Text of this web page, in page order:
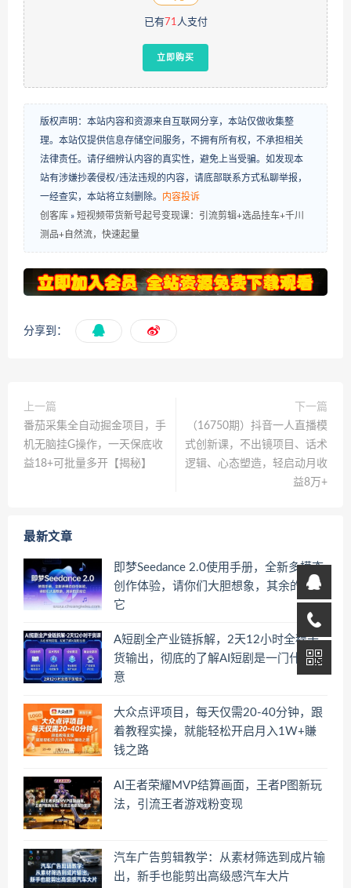
已有 71人支付
立即购买
版权声明：本站内容和资源来自互联网分享，本站仅做收集整
理。本站仅提供信息存储空间服务，不拥有所有权，不承担相关
法律责任。请仔细辨认内容的真实性，避免上当受骗。如发现本
站有涉嫌抄袭侵权/违法违规的内容，请底部联系方式私聊举报，
一经查实，本站将立刻删除。 内容投诉
创客库 » 短视频带货新号起号变现课：引流剪辑+选品挂车+千川
测品+自然流，快速起量
分享到：
上一篇
番茄采集全自动掘金项目，手
机无脑挂G操作，一天保底收
益18+可批量多开【揭秘】
下一篇
（16750期）抖音一人直播模
式创新课，不出镜项目、话术
逻辑、心态塑造，轻启动月收
益8万+
最新文章
即梦Seedance 2.0使用手册，全新多模态
创作体验，请你们大胆想象，其余的交给
它
A短剧全产业链拆解，2天12小时全程干
货输出，彻底的了解AI短剧是一门什么生
意
大众点评项目，每天仅需20-40分钟，跟
着教程实操，就能轻松开启月入1W+賺
钱之路
AI王者荣耀MVP结算画面，王者P图新玩
法，引流王者游戏粉变现
汽车广告剪辑教学：从素材筛选到成片输
出，新手也能剪出高级感汽车大片